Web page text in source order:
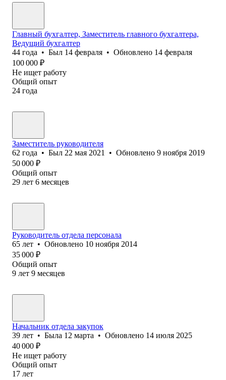
Главный бухгалтер, Заместитель главного бухгалтера,
Ведущий бухгалтер
44 года • Был 14 февраля • Обновлено 14 февраля
100 000 ₽
Не ищет работу
Общий опыт
24 года
Заместитель руководителя
62 года • Был 22 мая 2021 • Обновлено 9 ноября 2019
50 000 ₽
Общий опыт
29 лет 6 месяцев
Руководитель отдела персонала
65 лет • Обновлено 10 ноября 2014
35 000 ₽
Общий опыт
9 лет 9 месяцев
Начальник отдела закупок
39 лет • Была 12 марта • Обновлено 14 июля 2025
40 000 ₽
Не ищет работу
Общий опыт
17 лет